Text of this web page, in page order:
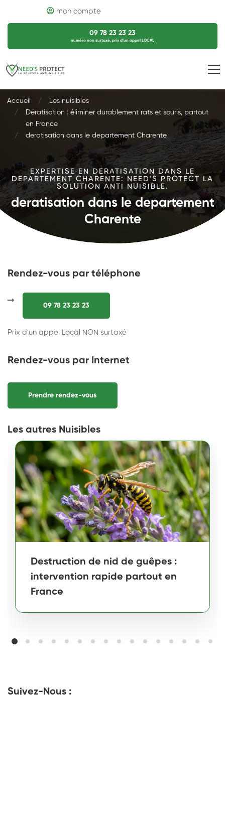
mon compte
09 78 23 23 23
numéro non surtaxé, prix d’un appel LOCAL
Accueil
Les nuisibles
Dératisation : éliminer durablement rats et souris, partout
en France
deratisation dans le departement Charente
EXPERTISE EN DERATISATION DANS LE
DEPARTEMENT CHARENTE: NEED'S PROTECT LA
SOLUTION ANTI NUISIBLE.
deratisation dans le departement
Charente
Rendez-vous par téléphone
09 78 23 23 23
Prix d'un appel Local NON surtaxé
Rendez-vous par Internet
Prendre rendez-vous
Les autres Nuisibles
Destruction de nid de guêpes :
intervention rapide partout en
France
Suivez-Nous :